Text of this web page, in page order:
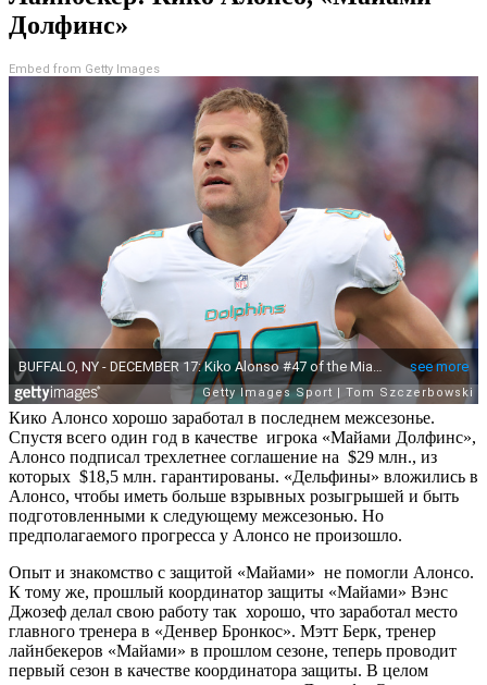
Долфинс»
Embed from Getty Images
Кико Алонсо хорошо заработал в последнем межсезонье.
Спустя всего один год в качестве игрока «Майами Долфинс»,
Алонсо подписал трехлетнее соглашение на $29 млн., из
которых $18,5 млн. гарантированы. «Дельфины» вложились в
Алонсо, чтобы иметь больше взрывных розыгрышей и быть
подготовленными к следующему межсезонью. Но
предполагаемого прогресса у Алонсо не произошло.
Опыт и знакомство с защитой «Майами» не помогли Алонсо.
К тому же, прошлый координатор защиты «Майами» Вэнс
Джозеф делал свою работу так хорошо, что заработал место
главного тренера в «Денвер Бронкос». Мэтт Берк, тренер
лайнбекеров «Майами» в прошлом сезоне, теперь проводит
первый сезон в качестве координатора защиты. В целом